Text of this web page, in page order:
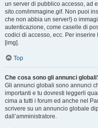
un server di pubblico accesso, ad
sito.com/immagine.gif. Non puoi
che non abbia un server!) o
autenticazione, come caselle di
codici di accesso, ecc. Per
[img].
Top
Che cosa sono gli annunci
Gli annunci globali sono annunci
importanti e tu dovresti leggerli
cima a tutti i forum ed anche nel
scrivere su un annuncio globale
dall’amministratore.